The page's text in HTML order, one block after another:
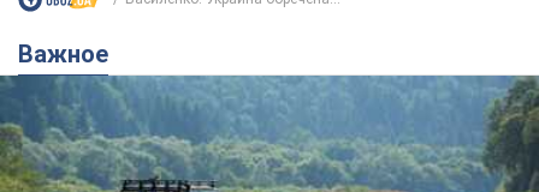
Значительные штрафы и специальные
полигоны: как проблему джипинга решают за
границей